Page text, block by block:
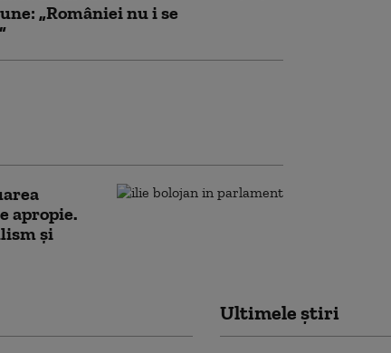
„României nu i se
apropie.
și
Ultimele știri